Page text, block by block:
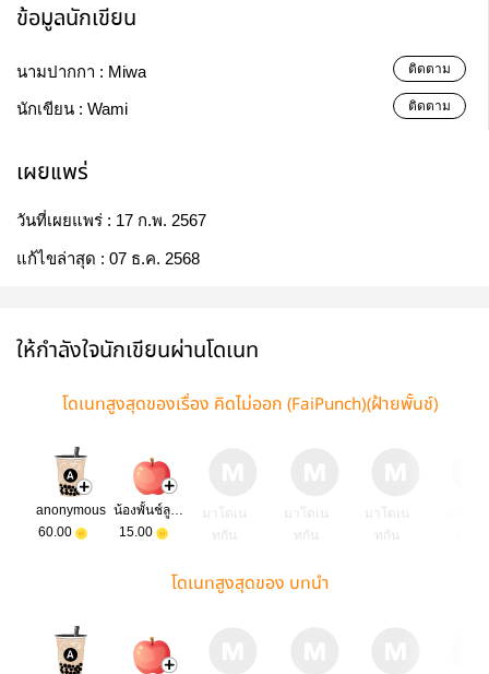
ข้อมูลนักเขียน
นามปากกา : Miwa ติดตาม
นักเขียน : Wami ติดตาม
เผยแพร่
วันที่เผยแพร่ : 17 ก.พ. 2567
แก้ไขล่าสุด : 07 ธ.ค. 2568
ให้กำลังใจนักเขียนผ่านโดเนท
โดเนทสูงสุดของเรื่อง คิดไม่ออก (FaiPunch)(ฝ้ายพั้นช์)
anonymous
60.00
น้องพั้นช์ลูกแม่
15.00
มาโดเน
ทกัน
มาโดเน
ทกัน
มาโดเน
ทกัน
โดเนทสูงสุดของ บทนำ